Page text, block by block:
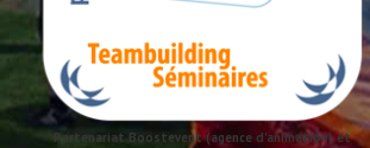
Partenariat Boostevent (agence d'animation) et